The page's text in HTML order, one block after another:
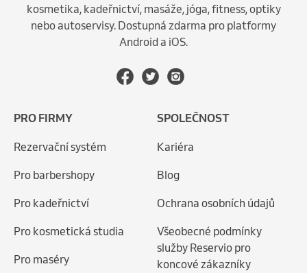
kosmetika, kadeřnictví, masáže, jóga, fitness, optiky
nebo autoservisy. Dostupná zdarma pro platformy
Android a iOS.
PRO FIRMY
Rezervační systém
Pro barbershopy
Pro kadeřnictví
Pro kosmetická studia
Pro maséry
SPOLEČNOST
Kariéra
Blog
Ochrana osobních údajů
Všeobecné podmínky
služby Reservio pro
koncové zákazníky